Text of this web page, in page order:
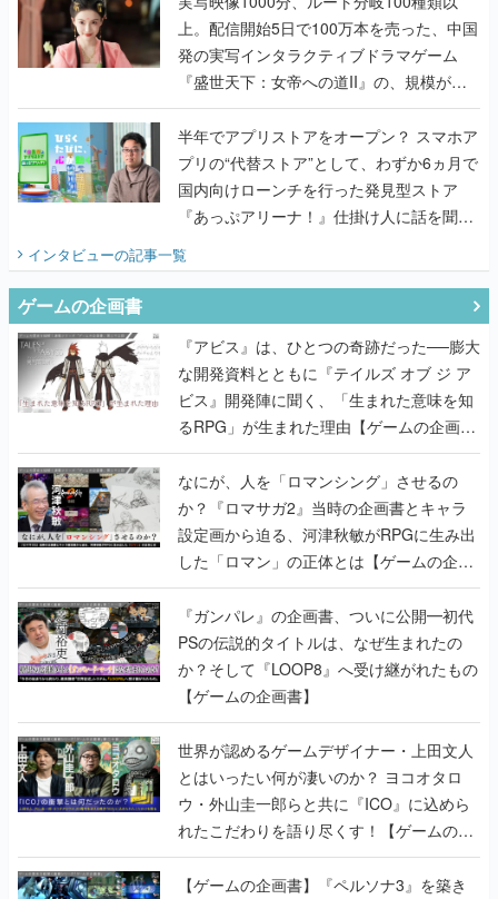
上。配信開始5日で100万本を売った、中国
発の実写インタラクティブドラマゲーム
『盛世天下：女帝への道II』の、規模が違
うこだわりをプロデューサーに聞いた
半年でアプリストアをオープン？ スマホア
プリの“代替ストア”として、わずか6ヵ月で
国内向けローンチを行った発見型ストア
『あっぷアリーナ！』仕掛け人に話を聞い
てみた
インタビューの記事一覧
ゲームの企画書
『アビス』は、ひとつの奇跡だった──膨大
な開発資料とともに『テイルズ オブ ジ ア
ビス』開発陣に聞く、「生まれた意味を知
るRPG」が生まれた理由【ゲームの企画
書】
なにが、人を「ロマンシング」させるの
か？『ロマサガ2』当時の企画書とキャラ
設定画から迫る、河津秋敏がRPGに生み出
した「ロマン」の正体とは【ゲームの企画
書】
『ガンパレ』の企画書、ついに公開━初代
PSの伝説的タイトルは、なぜ生まれたの
か？そして『LOOP8』へ受け継がれたもの
【ゲームの企画書】
世界が認めるゲームデザイナー・上田文人
とはいったい何が凄いのか？ ヨコオタロ
ウ・外山圭一郎らと共に『ICO』に込めら
れたこだわりを語り尽くす！【ゲームの企
画書】
【ゲームの企画書】『ペルソナ3』を築き